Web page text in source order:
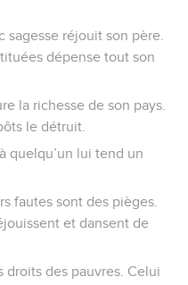
sagesse réjouit son père.
dépense tout son
la richesse de son pays.
le détruit.
quelqu’un lui tend un
fautes sont des pièges.
et dansent de
des pauvres. Celui